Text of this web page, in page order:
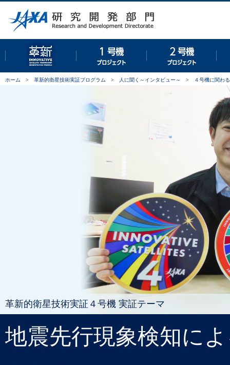
ホーム > 革新的衛星技術実証プログラム > 人に聞く～インタビュー～ > ４号機に関わ
革新的衛星技術実証４号機 実証テーマ
地震先行現象検知に